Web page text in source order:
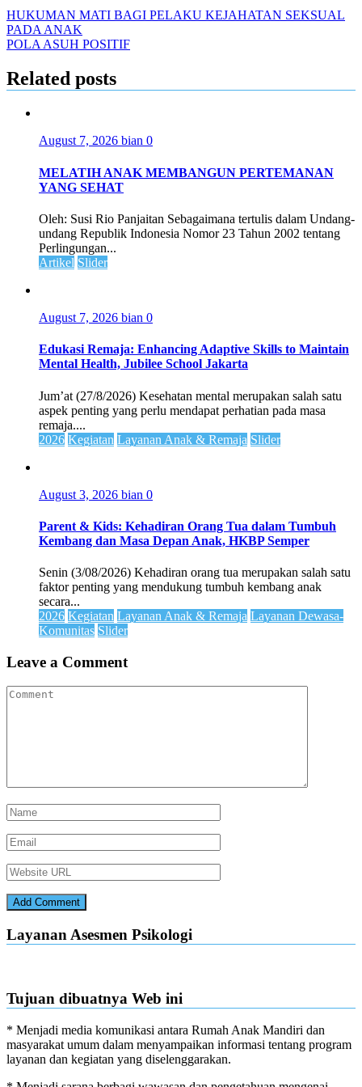
HUKUMAN MATI BAGI PELAKU KEJAHATAN SEKSUAL
PADA ANAK
POLA ASUH POSITIF
Related posts
August 7, 2026 bian 0
MELATIH ANAK MEMBANGUN PERTEMANAN
YANG SEHAT
Oleh: Susi Rio Panjaitan Sebagaimana tertulis dalam Undang-
undang Republik Indonesia Nomor 23 Tahun 2002 tentang
Perlingungan...
Artikel Slider
August 7, 2026 bian 0
Edukasi Remaja: Enhancing Adaptive Skills to Maintain
Mental Health, Jubilee School Jakarta
Jum’at (27/8/2026) Kesehatan mental merupakan salah satu
aspek penting yang perlu mendapat perhatian pada masa
remaja....
2026 Kegiatan Layanan Anak & Remaja Slider
August 3, 2026 bian 0
Parent & Kids: Kehadiran Orang Tua dalam Tumbuh
Kembang dan Masa Depan Anak, HKBP Semper
Senin (3/08/2026) Kehadiran orang tua merupakan salah satu
faktor penting yang mendukung tumbuh kembang anak
secara...
2026 Kegiatan Layanan Anak & Remaja Layanan Dewasa-
Komunitas Slider
Leave a Comment
Layanan Asesmen Psikologi
Tujuan dibuatnya Web ini
* Menjadi media komunikasi antara Rumah Anak Mandiri dan
masyarakat umum dalam menyampaikan informasi tentang program
layanan dan kegiatan yang diselenggarakan.